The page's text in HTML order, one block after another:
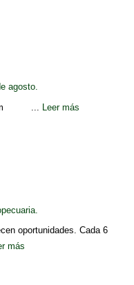
agosto.
...
Leer más
oportunidades. Cada 6
más